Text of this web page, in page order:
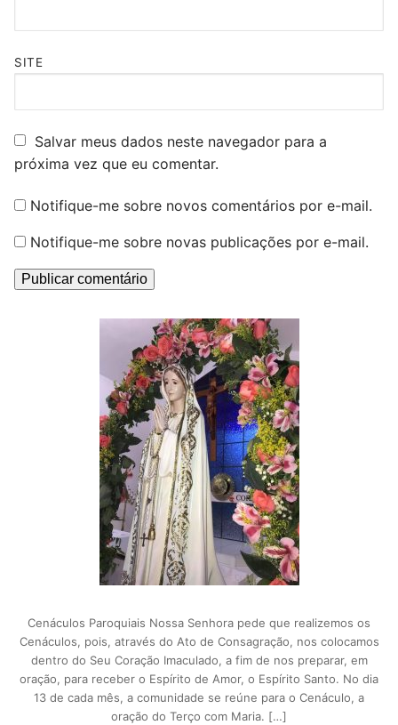
SITE
Salvar meus dados neste navegador para a
próxima vez que eu comentar.
Notifique-me sobre novos comentários por e-mail.
Notifique-me sobre novas publicações por e-mail.
Cenáculos Paroquiais Nossa Senhora pede que realizemos os
Cenáculos, pois, através do Ato de Consagração, nos colocamos
dentro do Seu Coração Imaculado, a fim de nos preparar, em
oração, para receber o Espírito de Amor, o Espírito Santo. No dia
13 de cada mês, a comunidade se reúne para o Cenáculo, a
oração do Terço com Maria. […]